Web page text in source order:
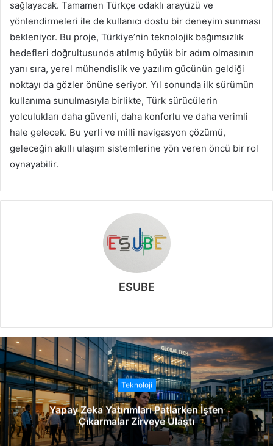
sağlayacak. Tamamen Türkçe odaklı arayüzü ve
yönlendirmeleri ile de kullanıcı dostu bir deneyim sunması
bekleniyor. Bu proje, Türkiye’nin teknolojik bağımsızlık
hedefleri doğrultusunda atılmış büyük bir adım olmasının
yanı sıra, yerel mühendislik ve yazılım gücünün geldiği
noktayı da gözler önüne seriyor. Yıl sonunda ilk sürümün
kullanıma sunulmasıyla birlikte, Türk sürücülerin
yolculukları daha güvenli, daha konforlu ve daha verimli
hale gelecek. Bu yerli ve milli navigasyon çözümü,
geleceğin akıllı ulaşım sistemlerine yön veren öncü bir rol
oynayabilir.
ESUBE
b
s
i
t
e
s
i
Teknoloji
Yapay Zeka Yatırımları Patlarken İşten
Çıkarmalar Zirveye Ulaştı